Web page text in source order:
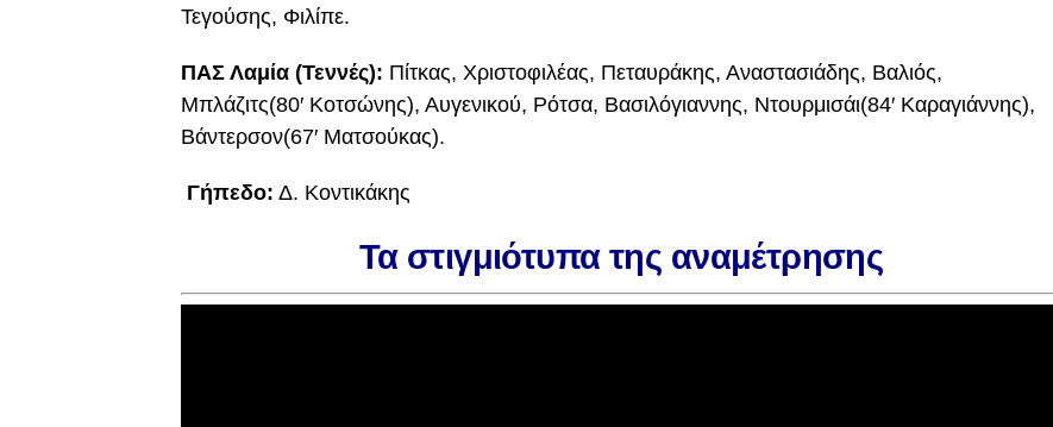
Τεγούσης, Φιλίπε.
ΠΑΣ Λαμία (Τεννές): Πίτκας, Χριστοφιλέας, Πεταυράκης, Αναστασιάδης, Βαλιός,
Μπλάζιτς(80′ Κοτσώνης), Αυγενικού, Ρότσα, Βασιλόγιαννης, Ντουρμισάι(84′ Καραγιάννης),
Βάντερσον(67′ Ματσούκας).
Γήπεδο: Δ. Κοντικάκης
Τα στιγμιότυπα της αναμέτρησης